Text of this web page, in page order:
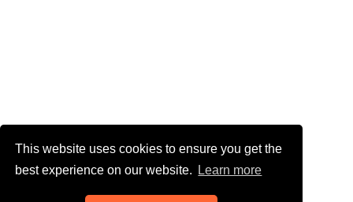
This website uses cookies to ensure you get the
best experience on our website.
Learn more